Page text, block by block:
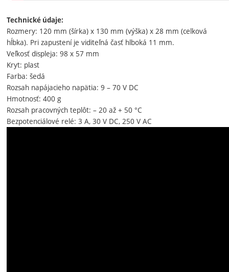
Technické údaje:
Rozmery: 120 mm (šírka) x 130 mm (výška) x 28 mm (celková
hĺbka). Pri zapustení je viditeľná časť hlboká 11 mm.
Veľkosť displeja: 98 x 57 mm
Kryt: plast
Farba: šedá
Rozsah napájacieho napätia: 9 – 70 V DC
Hmotnosť: 400 g
Rozsah pracovných teplôt: – 20 až + 50 °C
Bezpotenciálové relé: 3 A, 30 V DC, 250 V AC